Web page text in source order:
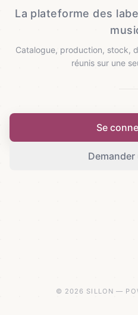
La plateforme des
Catalogue, production, stock,
réunis sur une
Se
© 2026 SILLON —